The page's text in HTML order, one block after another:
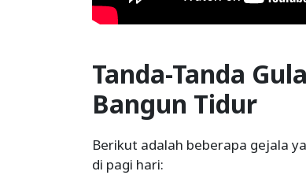
Tanda-Tanda
Bangun Tidur
Berikut adalah beberapa gejala
di pagi hari: